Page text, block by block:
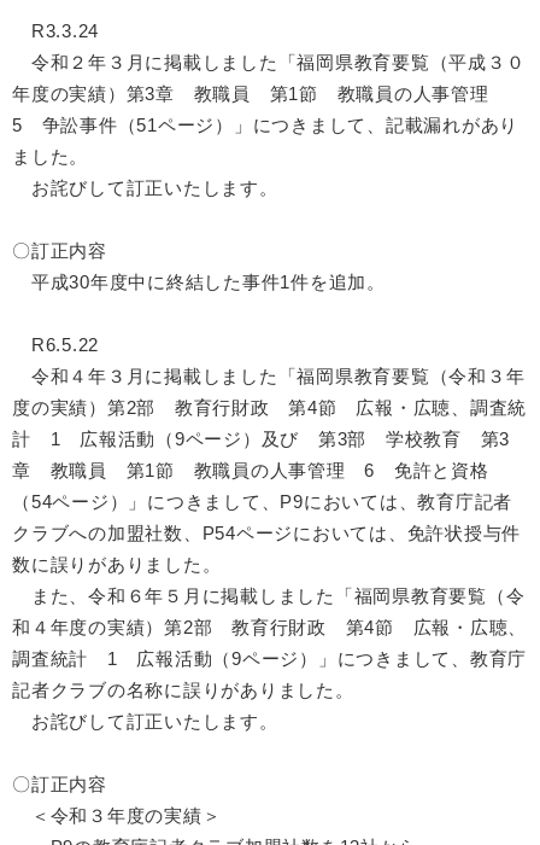
R3.3.24
令和２年３月に掲載しました「福岡県教育要覧（平成３０
年度の実績）第3章 教職員 第1節 教職員の人事管理
5 争訟事件（51ページ）」につきまして、記載漏れがあり
ました。
お詫びして訂正いたします。
〇訂正内容
平成30年度中に終結した事件1件を追加。
R6.5.22
令和４年３月に掲載しました「福岡県教育要覧（令和３年
度の実績）第2部 教育行財政 第4節 広報・広聴、調査統
計 1 広報活動（9ページ）及び 第3部 学校教育 第3
章 教職員 第1節 教職員の人事管理 6 免許と資格
（54ページ）」につきまして、P9においては、教育庁記者
クラブへの加盟社数、P54ページにおいては、免許状授与件
数に誤りがありました。
また、令和６年５月に掲載しました「福岡県教育要覧（令
和４年度の実績）第2部 教育行財政 第4節 広報・広聴、
調査統計 1 広報活動（9ページ）」につきまして、教育庁
記者クラブの名称に誤りがありました。
お詫びして訂正いたします。
〇訂正内容
＜令和３年度の実績＞